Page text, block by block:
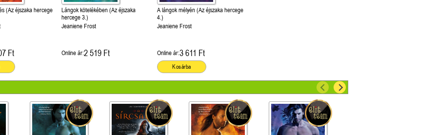
(Az éjszaka hercege
Ft
Lángok kötelékében (Az éjszaka
hercege 3.)
Jeaniene Frost
Online ár:2 519 Ft
A lángok mélyén (Az éjszaka hercege
4.)
Jeaniene Frost
Online ár:3 611 Ft
Kosárba